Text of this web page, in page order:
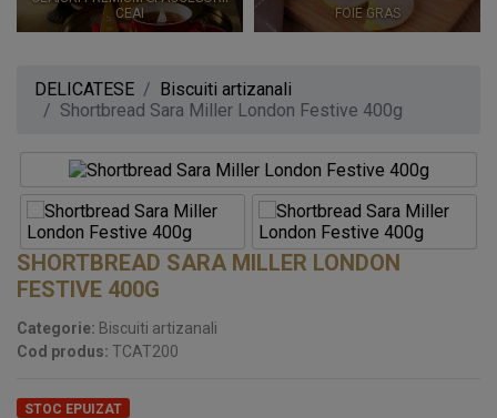
CEAI
FOIE GRAS
DELICATESE
Biscuiti artizanali
Shortbread Sara Miller London Festive 400g
SHORTBREAD SARA MILLER LONDON
FESTIVE 400G
Categorie: Biscuiti artizanali
Cod produs: TCAT200
STOC EPUIZAT